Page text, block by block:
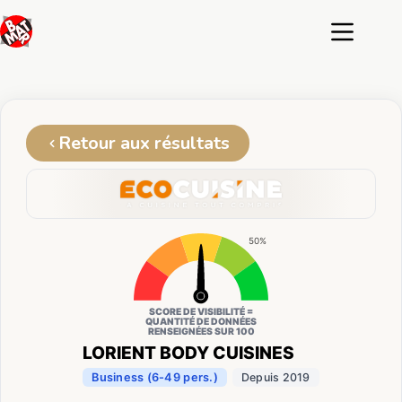
au
contenu
Retour aux résultats
LORIENT BODY CUISINES
Business (6-49 pers.) Depuis 2019
50%
SCORE DE VISIBILITÉ =
QUANTITÉ DE DONNÉES
RENSEIGNÉES SUR 100